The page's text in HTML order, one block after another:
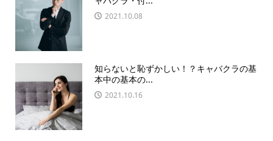
2021.10.08
知らないと恥ずかしい！？キャバクラの基
本中の基本の...
2021.10.16